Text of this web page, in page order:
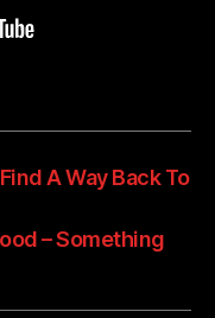
A Way Back To
– Something